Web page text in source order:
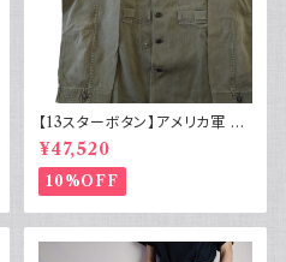
【13スターボタン】アメリカ軍 M
43 HBT ジャケット パッチ 軍物
実物
¥47,520
10%OFF